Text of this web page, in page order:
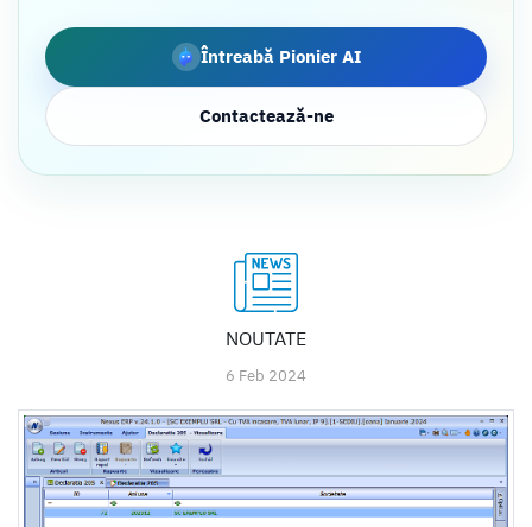
Întreabă Pionier AI
Contactează-ne
NOUTATE
6 Feb 2024